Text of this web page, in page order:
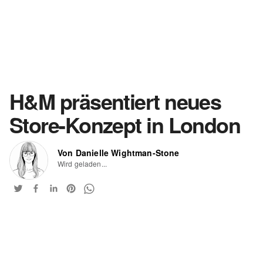
H&M präsentiert neues
Store-Konzept in London
Von Danielle Wightman-Stone
Wird geladen...